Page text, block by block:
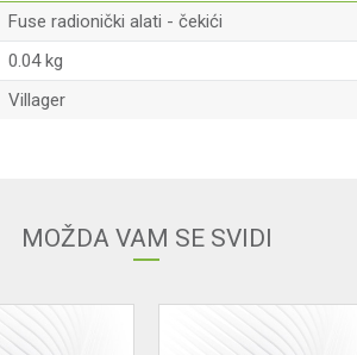
Fuse radionički alati - čekići
0.04 kg
Villager
MOŽDA VAM SE SVIDI